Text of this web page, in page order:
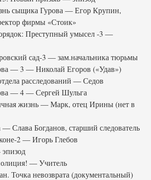
сыщика Гурова — Егор Крупин,
фирмы «Стоик»
Преступный умысел -3 —
сад-3 — зам.начальника тюрьмы
— 3 — Николай Егоров («Удав»)
расследований — Седов
— 4 — Сергей Шульга
жизнь — Марк, отец Ирины (нет в
Слава Богданов, старший следователь
2 — Игорь Глебов
— Учитель
Точка невозврата (документальный)